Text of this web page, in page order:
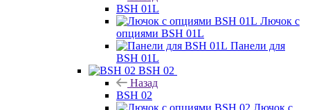
BSH 01L
Лючок с
опциями BSH 01L
Панели для
BSH 01L
BSH 02
Назад
BSH 02
Лючок с